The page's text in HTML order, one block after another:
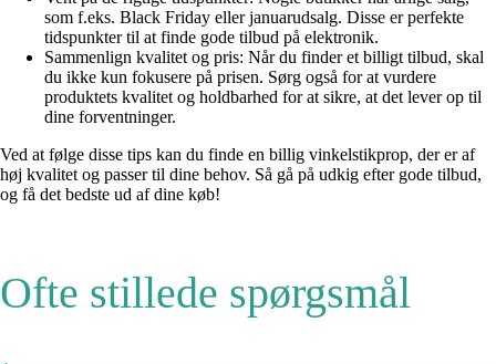
som f.eks. Black Friday eller januarudsalg. Disse er perfekte
tidspunkter til at finde gode tilbud på elektronik.
Sammenlign kvalitet og pris: Når du finder et billigt tilbud, skal
du ikke kun fokusere på prisen. Sørg også for at vurdere
produktets kvalitet og holdbarhed for at sikre, at det lever op til
dine forventninger.
Ved at følge disse tips kan du finde en billig vinkelstikprop, der er af
høj kvalitet og passer til dine behov. Så gå på udkig efter gode tilbud,
og få det bedste ud af dine køb!
Ofte stillede spørgsmål